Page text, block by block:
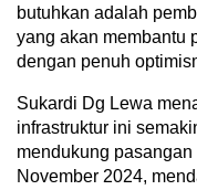
butuhkan adalah
yang akan membantu
dengan penuh
Sukardi Dg Lewa
infrastruktur ini
mendukung
November 2024,